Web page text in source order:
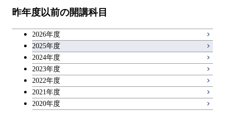
キャリア科目
昨年度以前の開講科目
2026年度
2025年度
2024年度
2023年度
2022年度
2021年度
2020年度